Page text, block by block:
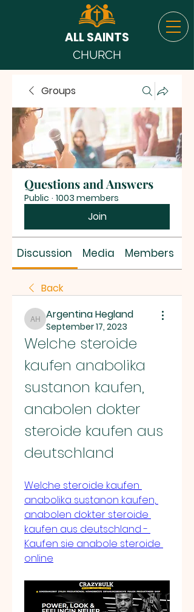
ALL SAINTS
CHURCH
Groups
Questions and Answers
Public · 1003 members
Join
Discussion Media Members
Back
Argentina Hegland
Argentina Hegland
September 17, 2023
Welche steroide
kaufen anabolika
sustanon kaufen,
anabolen dokter
steroide kaufen aus
deutschland
Welche steroide kaufen
anabolika sustanon kaufen,
anabolen dokter steroide
kaufen aus deutschland -
Kaufen sie anabole steroide
online